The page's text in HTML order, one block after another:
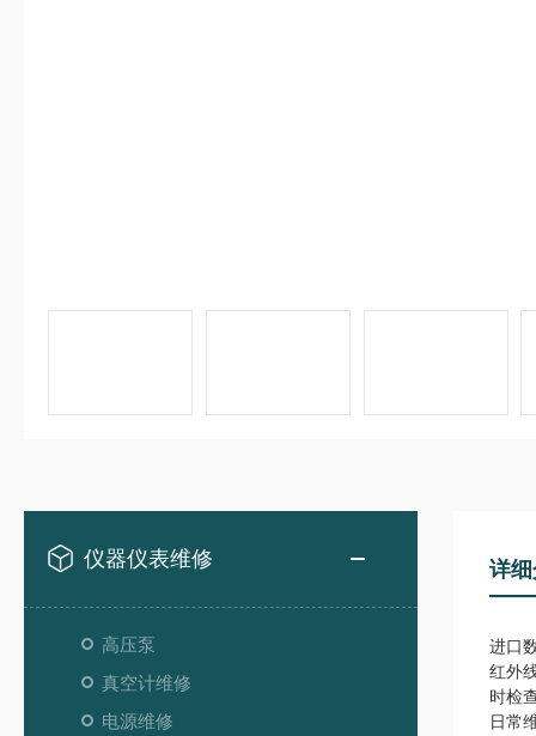
仪器仪表维修
高压泵
真空计维修
电源维修
详
进口
红外
时检
日常